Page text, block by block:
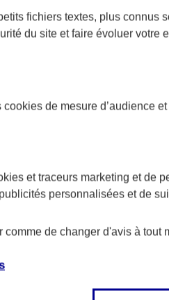
fichiers textes, plus connus
du site et faire évoluer votre
cookies de mesure d’audience
et traceurs marketing et de
personnalisées et de
de changer d'avis à tout